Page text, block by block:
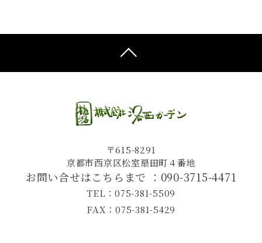
〒615-8291
京都市西京区松室扇田町４番地
お問い合せはこちらまで ： 090-3715-4471
TEL：075-381-5509
FAX：075-381-5429